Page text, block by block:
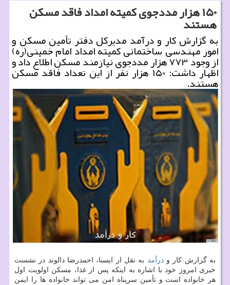
۱۵۰ هزار مددجوی كمیته امداد فاقد مسكن
هستند
به گزارش كار و درآمد مدیركل دفتر تأمین مسكن و
امور مهندسی ساختمانی كمیته امداد امام خمینی(ره)
از وجود ۷۷۳ هزار مددجوی نیازمند مسكن اطلاع داد و
اظهار داشت: ۱۵۰ هزار نفر از این تعداد فاقد مسكن
هستند.
به گزارش کار ودرآمد به نقل از ایسنا، احمدرضا دالوند در نشست
خبری امروز خود با اشاره به اینکه پس از غذا، مسکن اولویت اول
هر خانواده است و تأمین سرپناه امن می تواند خانواده ها را ایمن